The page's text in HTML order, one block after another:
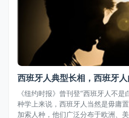
西班牙人典型长相，西班牙
《纽约时报》曾刊登“西班牙人不是
种学上来说，西班牙人当然是毋庸
加索人种，他们广泛分布于欧洲、